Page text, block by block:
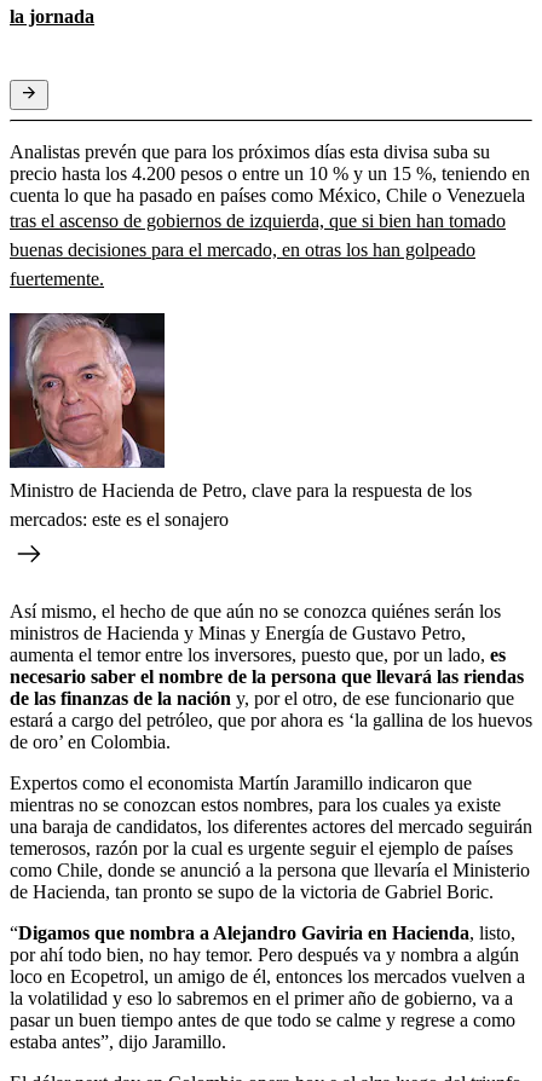
la jornada
Analistas prevén que para los próximos días esta divisa suba su
precio hasta los 4.200 pesos o entre un 10 % y un 15 %, teniendo en
cuenta lo que ha pasado en países como México, Chile o Venezuela
tras el ascenso de gobiernos de izquierda, que si bien han tomado
buenas decisiones para el mercado, en otras los han golpeado
fuertemente.
Ministro de Hacienda de Petro, clave para la respuesta de los
mercados: este es el sonajero
Así mismo, el hecho de que aún no se conozca quiénes serán los
ministros de Hacienda y Minas y Energía de Gustavo Petro,
aumenta el temor entre los inversores, puesto que, por un lado, es
necesario saber el nombre de la persona que llevará las riendas
de las finanzas de la nación y, por el otro, de ese funcionario que
estará a cargo del petróleo, que por ahora es ‘la gallina de los huevos
de oro’ en Colombia.
Expertos como el economista Martín Jaramillo indicaron que
mientras no se conozcan estos nombres, para los cuales ya existe
una baraja de candidatos, los diferentes actores del mercado seguirán
temerosos, razón por la cual es urgente seguir el ejemplo de países
como Chile, donde se anunció a la persona que llevaría el Ministerio
de Hacienda, tan pronto se supo de la victoria de Gabriel Boric.
“Digamos que nombra a Alejandro Gaviria en Hacienda, listo,
por ahí todo bien, no hay temor. Pero después va y nombra a algún
loco en Ecopetrol, un amigo de él, entonces los mercados vuelven a
la volatilidad y eso lo sabremos en el primer año de gobierno, va a
pasar un buen tiempo antes de que todo se calme y regrese a como
estaba antes”, dijo Jaramillo.